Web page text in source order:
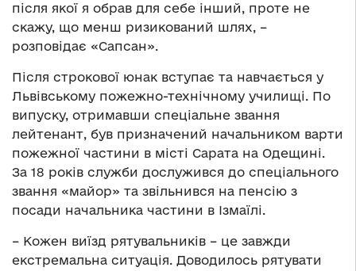
після якої я обрав для себе інший, проте не
скажу, що менш ризикований шлях, –
розповідає «Сапсан».
Після строкової юнак вступає та навчається у
Львівському пожежно-технічному училищі. По
випуску, отримавши спеціальне звання
лейтенант, був призначений начальником варти
пожежної частини в місті Сарата на Одещині.
За 18 років служби дослужився до спеціального
звання «майор» та звільнився на пенсію з
посади начальника частини в Ізмаїлі.
– Кожен виїзд рятувальників – це завжди
екстремальна ситуація. Доводилось рятувати